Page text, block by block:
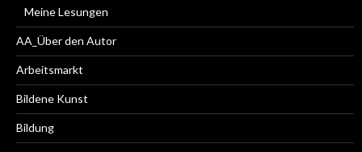
Meine Lesungen
AA_Über den Autor
Arbeitsmarkt
Bildene Kunst
Bildung